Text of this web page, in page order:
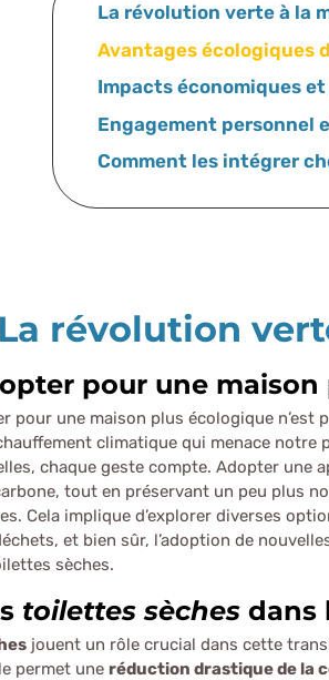
La révolution verte à la
Avantages écologiques
Impacts économiques
Engagement personnel
Comment les intégrer
La révolution
pour une maison
pour une maison plus écologique n’est
climatique qui menace notre
chaque geste compte. Adopter une
tout en préservant un peu plus
Cela implique d’explorer diverses
et bien sûr, l’adoption de
sèches.
toilettes sèches dans
jouent un rôle crucial dans cette
permet une réduction drastique de la